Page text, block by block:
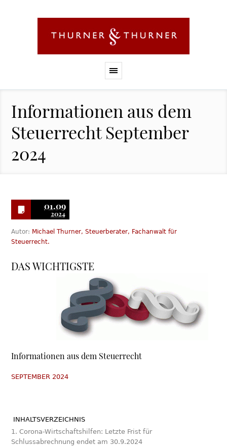
Informationen aus dem
Steuerrecht September
2024
01.09
2024
Autor: Michael Thurner, Steuerberater, Fachanwalt für
Steuerrecht.
DAS WICHTIGSTE
Informationen aus dem Steuerrecht
SEPTEMBER 2024
INHALTSVERZEICHNIS
1. Corona-Wirtschaftshilfen: Letzte Frist für
Schlussabrechnung endet am 30.9.2024